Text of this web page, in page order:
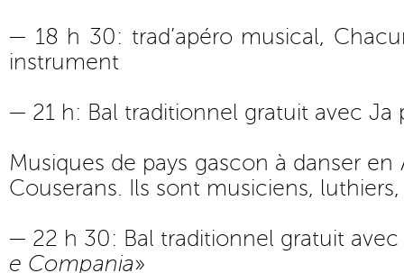
— 18 h 30: trad’apéro musical,
instrument
— 21 h: Bal traditionnel gratuit avec Ja
Musiques de pays gascon à danser
Couserans. Ils sont musiciens,
— 22 h 30: Bal traditionnel gratuit avec
e Compania»